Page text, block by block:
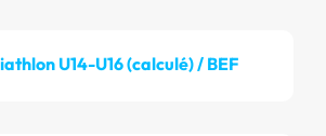
U14-U16 (calculé) / BEF